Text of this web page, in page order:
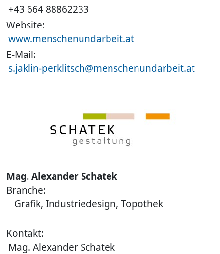
+43 664 88862233
Website:
www.menschenundarbeit.at
E-Mail:
s.jaklin-perklitsch@menschenundarbeit.at
Mag. Alexander Schatek
Branche:
Grafik, Industriedesign, Topothek
Kontakt:
Mag. Alexander Schatek